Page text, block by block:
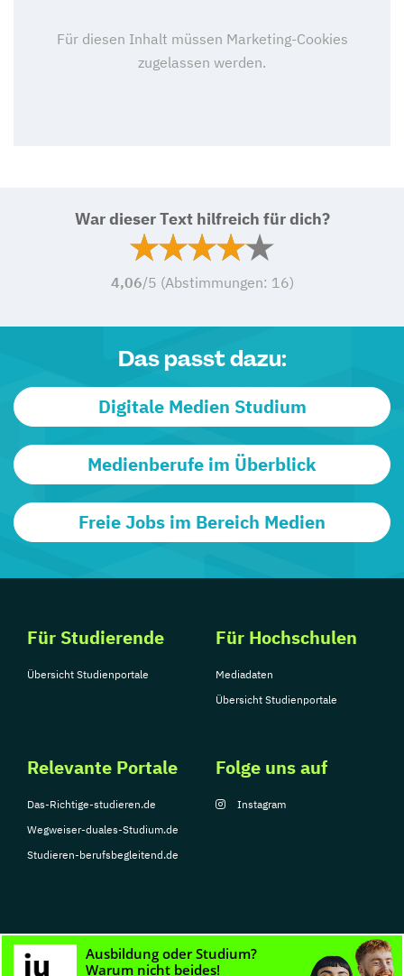
War dieser Text hilfreich für dich?
4,06/5 (Abstimmungen: 16)
Das passt dazu:
Digitale Medien Studium
Medienberufe im Überblick
Freie Jobs im Bereich Medien
Für Studierende
Übersicht Studienportale
Für Hochschulen
Mediadaten
Übersicht Studienportale
Relevante Portale
Das-Richtige-studieren.de
Wegweiser-duales-Studium.de
Studieren-berufsbegleitend.de
Folge uns auf
Instagram
© Copyright 2026, TarGroup Media GmbH